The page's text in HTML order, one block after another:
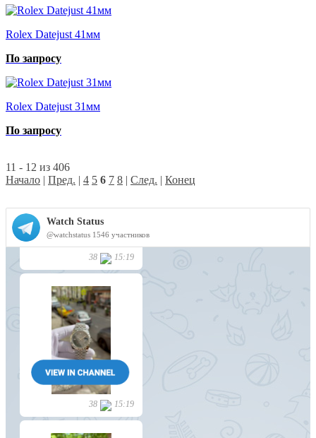
Rolex Datejust 41мм
По запросу
Rolex Datejust 31мм
По запросу
11 - 12 из 406
Начало | Пред. | 4 5 6 7 8 | След. | Конец